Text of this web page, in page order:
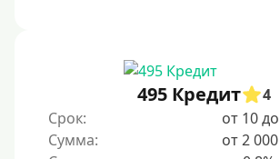
Без номера телефона
Бесплатно и без обязательств
495 Кредит
4
Срок:
от 10
Сумма:
от 2